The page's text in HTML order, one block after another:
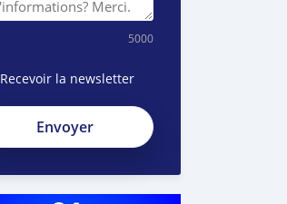
5000
Recevoir la newsletter